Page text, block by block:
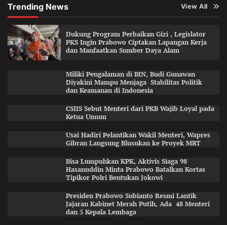
Trending News View All
Dukung Program Perbaikan Gizi , Legislator
PKS Ingin Prabowo Ciptakan Lapangan Kerja
dan Manfaatkan Sumber Daya Alam
Miliki Pengalaman di BIN, Budi Gunawan
Diyakini Mampu Menjaga Stabilitas Politik
dan Keamanan di Indonesia
CSIIS Sebut Menteri dari PKB Wajib Loyal pada
Ketua Umum
Usai Hadiri Pelantikan Wakil Menteri, Wapres
Gibran Langsung Blusukan ke Proyek MRT
Bisa Lumpuhkan KPK, Aktivis Siaga 98
Hasanuddin Minta Prabowo Batalkan Kortas
Tipikor Polri Bentukan Jokowi
Presiden Prabowo Subianto Resmi Lantik
Jajaran Kabinet Merah Putih, Ada 48 Menteri
dan 5 Kepala Lembaga